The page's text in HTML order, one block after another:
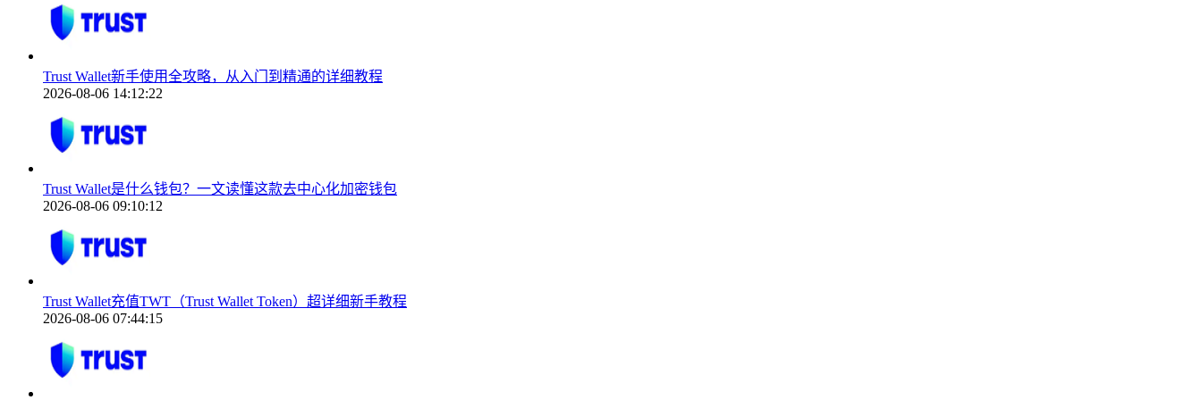
Trust Wallet新手使用全攻略，从入门到精通的详细教程
2026-08-06 14:12:22
Trust Wallet是什么钱包？一文读懂这款去中心化加密钱包
2026-08-06 09:10:12
Trust Wallet充值TWT（Trust Wallet Token）超详细新手教程
2026-08-06 07:44:15